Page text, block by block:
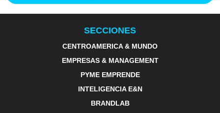
SECCIONES
CENTROAMERICA & MUNDO
EMPRESAS & MANAGEMENT
PYME EMPRENDE
INTELIGENCIA E&N
BRANDLAB